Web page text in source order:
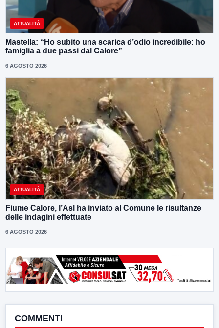
ATTUALITÀ
Mastella: “Ho subito una scarica d’odio incredibile: ho
famiglia a due passi dal Calore”
6 AGOSTO 2026
ATTUALITÀ
Fiume Calore, l’Asl ha inviato al Comune le risultanze
delle indagini effettuate
6 AGOSTO 2026
COMMENTI